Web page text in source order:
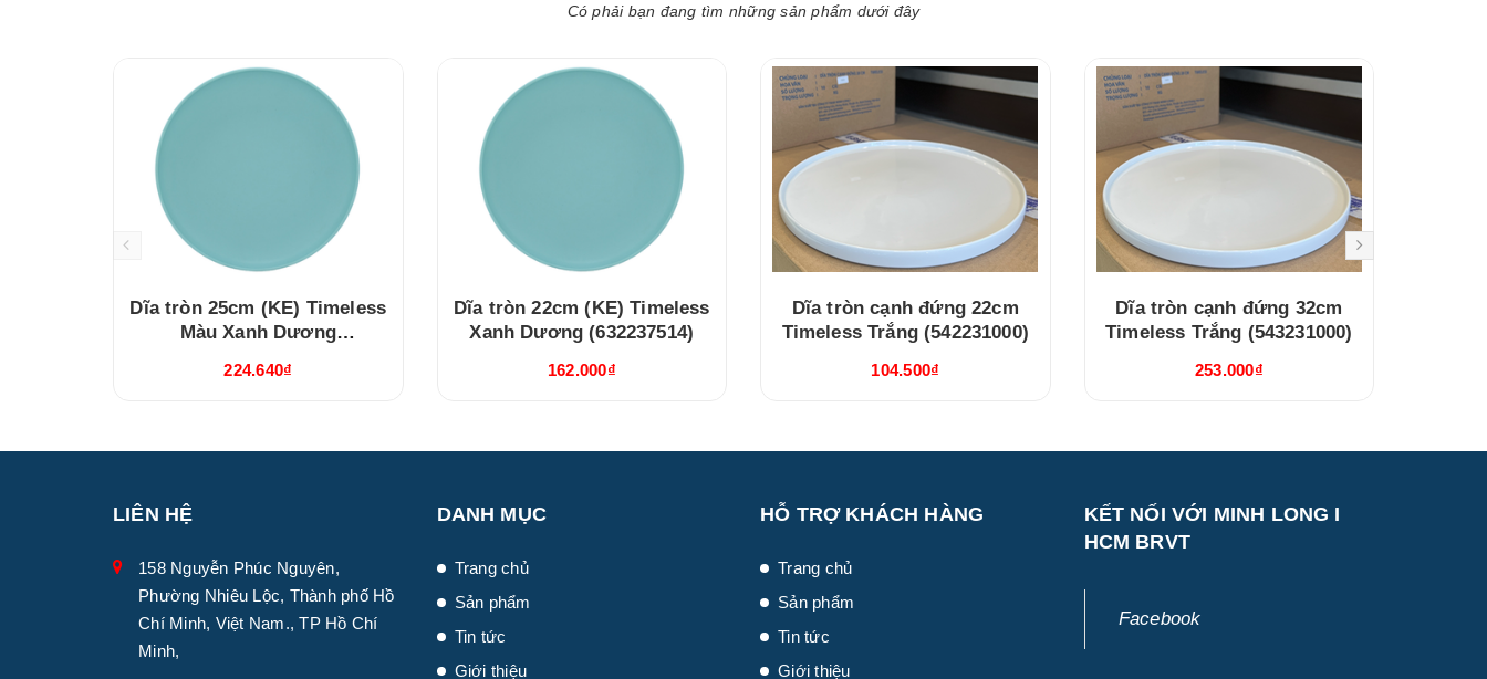
Có phải bạn đang tìm những sản phẩm dưới đây
Dĩa tròn 25cm (KE) Timeless
Màu Xanh Dương
224.640₫
Dĩa tròn 22cm (KE) Timeless
Xanh Dương (632237514)
162.000₫
Dĩa tròn cạnh đứng 22cm
Timeless Trắng (542231000)
104.500₫
Dĩa tròn cạnh đứng 32cm
Timeless Trắng (543231000)
253.000₫
LIÊN HỆ
158 Nguyễn Phúc Nguyên,
Phường Nhiêu Lộc, Thành phố Hồ
Chí Minh, Việt Nam., TP Hồ Chí
Minh,
DANH MỤC
Trang chủ
Sản phẩm
Tin tức
Giới thiệu
HỖ TRỢ KHÁCH HÀNG
Trang chủ
Sản phẩm
Tin tức
Giới thiệu
KẾT NỐI VỚI MINH LONG I
HCM BRVT
Facebook